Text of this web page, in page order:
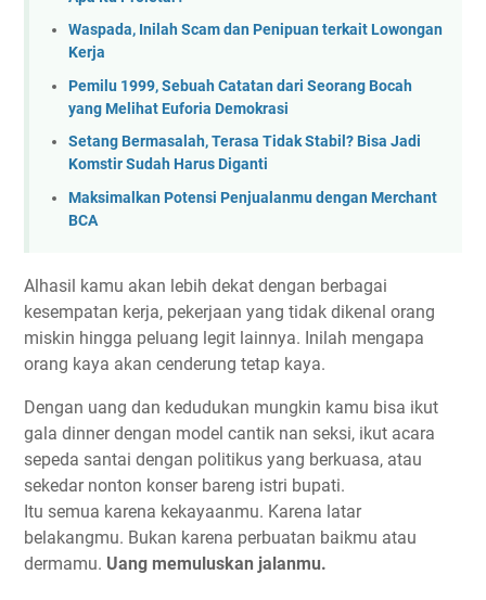
Waspada, Inilah Scam dan Penipuan terkait Lowongan
Kerja
Pemilu 1999, Sebuah Catatan dari Seorang Bocah
yang Melihat Euforia Demokrasi
Setang Bermasalah, Terasa Tidak Stabil? Bisa Jadi
Komstir Sudah Harus Diganti
Maksimalkan Potensi Penjualanmu dengan Merchant
BCA
Alhasil kamu akan lebih dekat dengan berbagai
kesempatan kerja, pekerjaan yang tidak dikenal orang
miskin hingga peluang legit lainnya. Inilah mengapa
orang kaya akan cenderung tetap kaya.
Dengan uang dan kedudukan mungkin kamu bisa ikut
gala dinner dengan model cantik nan seksi, ikut acara
sepeda santai dengan politikus yang berkuasa, atau
sekedar nonton konser bareng istri bupati.
Itu semua karena kekayaanmu. Karena latar
belakangmu. Bukan karena perbuatan baikmu atau
dermamu. Uang memuluskan jalanmu.